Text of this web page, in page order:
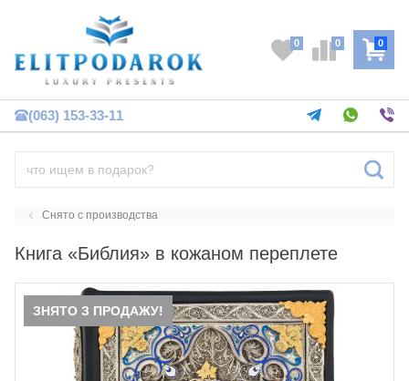
0
0 0
(063) 153-33-11
Снято с производства
Книга «Библия» в кожаном переплете
ЗНЯТО З ПРОДАЖУ!